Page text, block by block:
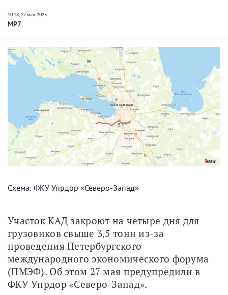
МР7
Схема: ФКУ Упрдор «Северо-Запад»
Участок КАД закроют на четыре дня для
грузовиков свыше 3,5 тонн из-за
проведения Петербургского
международного экономического форума
(ПМЭФ). Об этом 27 мая предупредили в
ФКУ Упрдор «Северо-Запад».